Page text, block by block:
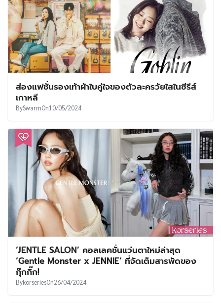
ส่องแฟชั่นรองเท้าผ้าใบคู่ใจของตัวละครวัยใสในซีรีส์
เกาหลี
BySwarmOn10/05/2024
‘JENTLE SALON’ คอลเลคชั่นแว่นตาใหม่ล่าสุด
‘Gentle Monster x JENNIE’ ที่จัดเต็มสารพัดของ
กุ๊กกิ๊ก!
BykorseriesOn26/04/2024